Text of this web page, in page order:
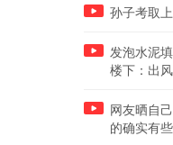
孙子考取
发泡水泥
楼下：出
网友晒自
的确实有